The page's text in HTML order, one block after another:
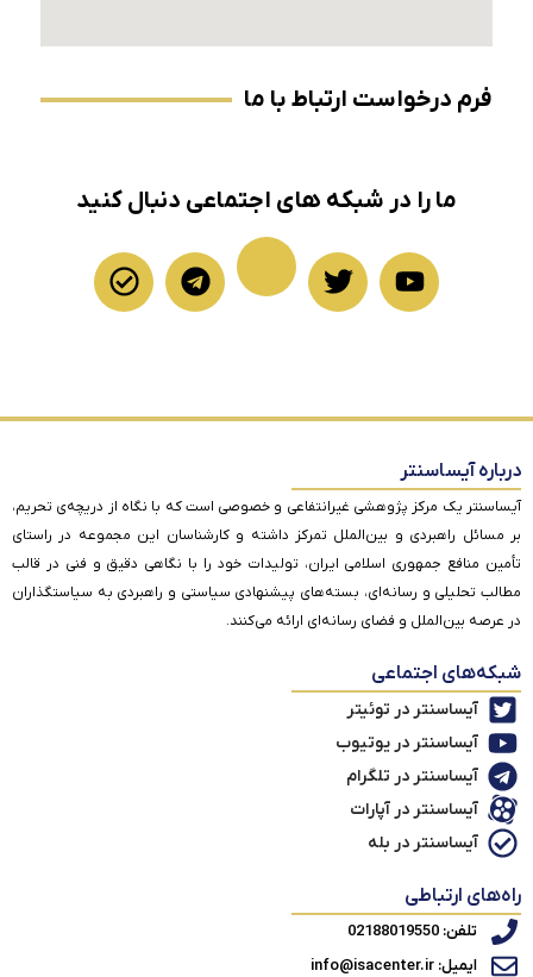
فرم درخواست ارتباط با ما
ما را در شبکه های اجتماعی دنبال کنید
درباره آیساسنتر
آیساسنتر یک مرکز پژوهشی غیرانتفاعی و خصوصی است که با نگاه از دریچه‌ی تحریم،
بر مسائل راهبردی و بین‌الملل تمرکز داشته و کارشناسان این مجموعه در راستای
تأمین منافع جمهوری اسلامی ایران، تولیدات خود را با نگاهی دقیق و فنی در قالب
مطالب تحلیلی و رسانه‌ای، بسته‌های پیشنهادی سیاستی و راهبردی به سیاستگذاران
در عرصه بین‌الملل و فضای رسانه‌ای ارائه می‌کنند.
شبکه‌های اجتماعی
آیساسنتر در توئیتر
آیساسنتر در یوتیوب
آیساسنتر در تلگرام
آیساسنتر در آپارات
آیساسنتر در بله
راه‌های ارتباطی
تلفن: 02188019550
ایمیل: info@isacenter.ir